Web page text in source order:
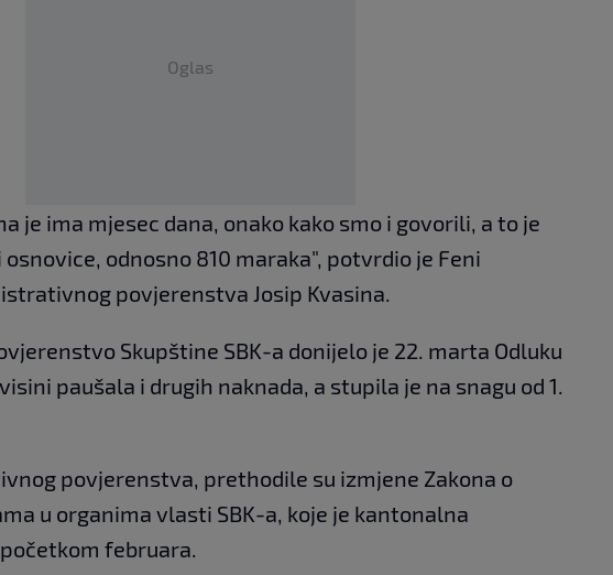
Oglas
je ima mjesec dana, onako kako smo i govorili, a to je
odnosno 810 maraka", potvrdio je Feni
povjerenstva Josip Kvasina.
Skupštine SBK-a donijelo je 22. marta Odluku
paušala i drugih naknada, a stupila je na snagu od 1.
povjerenstva, prethodile su izmjene Zakona o
u organima vlasti SBK-a, koje je kantonalna
februara.